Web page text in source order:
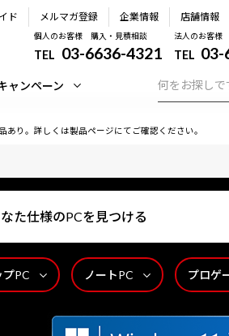
ド メルマガ登録 企業情報 店舗情報
個人のお客様 購入・見積相談
TEL 03-6636-4321
法人のお客様
TEL 03-
ャンペーン
あり。詳しくは製品ページにてご確認ください。
た仕様のPCを見つける
プPC ノートPC プロゲ